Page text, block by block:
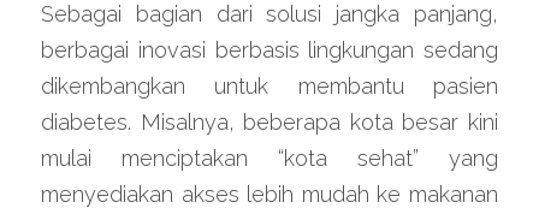
Sebagai bagian dari solusi jangka panjang,
berbagai inovasi berbasis lingkungan sedang
dikembangkan untuk membantu pasien
diabetes. Misalnya, beberapa kota besar kini
mulai menciptakan “kota sehat” yang
menyediakan akses lebih mudah ke makanan